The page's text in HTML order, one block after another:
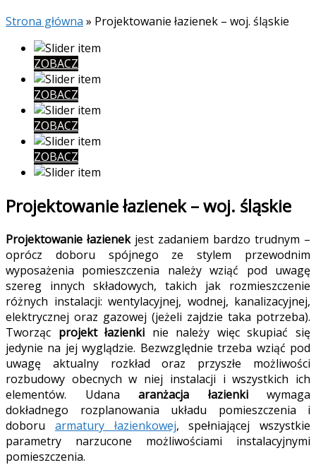
Strona główna » Projektowanie łazienek – woj. śląskie
ZOBACZ
ZOBACZ
ZOBACZ
ZOBACZ
Projektowanie łazienek – woj. śląskie
Projektowanie łazienekjest zadaniem bardzo trudnym –
oprócz doboru spójnego ze stylem przewodnim
wyposażenia pomieszczenia należy wziąć pod uwagę
szereg innych składowych, takich jak rozmieszczenie
różnych instalacji: wentylacyjnej, wodnej, kanalizacyjnej,
elektrycznej oraz gazowej (jeżeli zajdzie taka potrzeba).
Tworząc projekt łazienki nie należy więc skupiać się
jedynie na jej wyglądzie. Bezwzględnie trzeba wziąć pod
uwagę aktualny rozkład oraz przyszłe możliwości
rozbudowy obecnych w niej instalacji i wszystkich ich
elementów. Udana aranżacja łazienkiwymaga
dokładnego rozplanowania układu pomieszczenia i
doboru armatury łazienkowej, spełniającej wszystkie
parametry narzucone możliwościami instalacyjnymi
pomieszczenia.